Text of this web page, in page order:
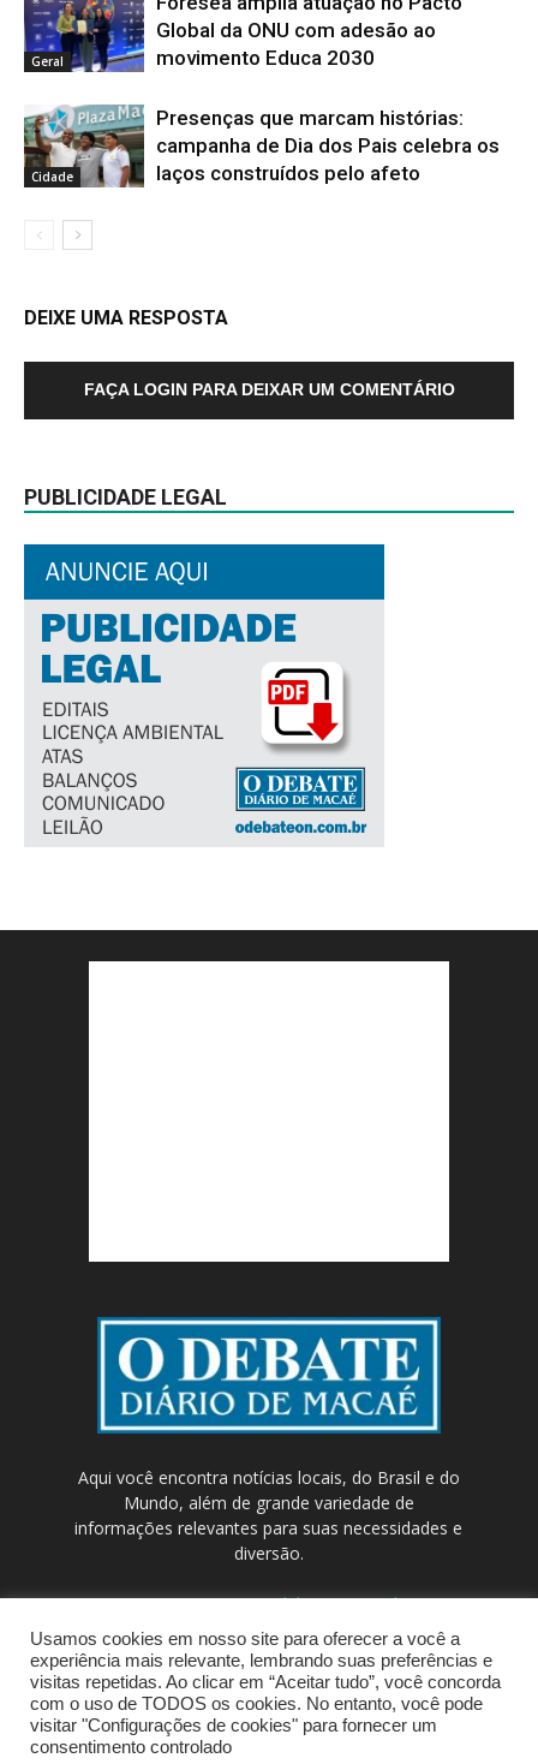
Geral
Global da ONU com adesão ao
movimento Educa 2030
Cidade
Presenças que marcam histórias:
campanha de Dia dos Pais celebra os
laços construídos pelo afeto
DEIXE UMA RESPOSTA
FAÇA LOGIN PARA DEIXAR UM COMENTÁRIO
PUBLICIDADE LEGAL
Aqui você encontra notícias locais, do Brasil e do
Mundo, além de grande variedade de
informações relevantes para suas necessidades e
diversão.
Contato:contato@odebateon.com.br /
comercia@odebateon.com.br
Usamos cookies em nosso site para oferecer a você a
experiência mais relevante, lembrando suas preferências e
visitas repetidas. Ao clicar em “Aceitar tudo”, você concorda
com o uso de TODOS os cookies. No entanto, você pode
visitar "Configurações de cookies" para fornecer um
consentimento controlado